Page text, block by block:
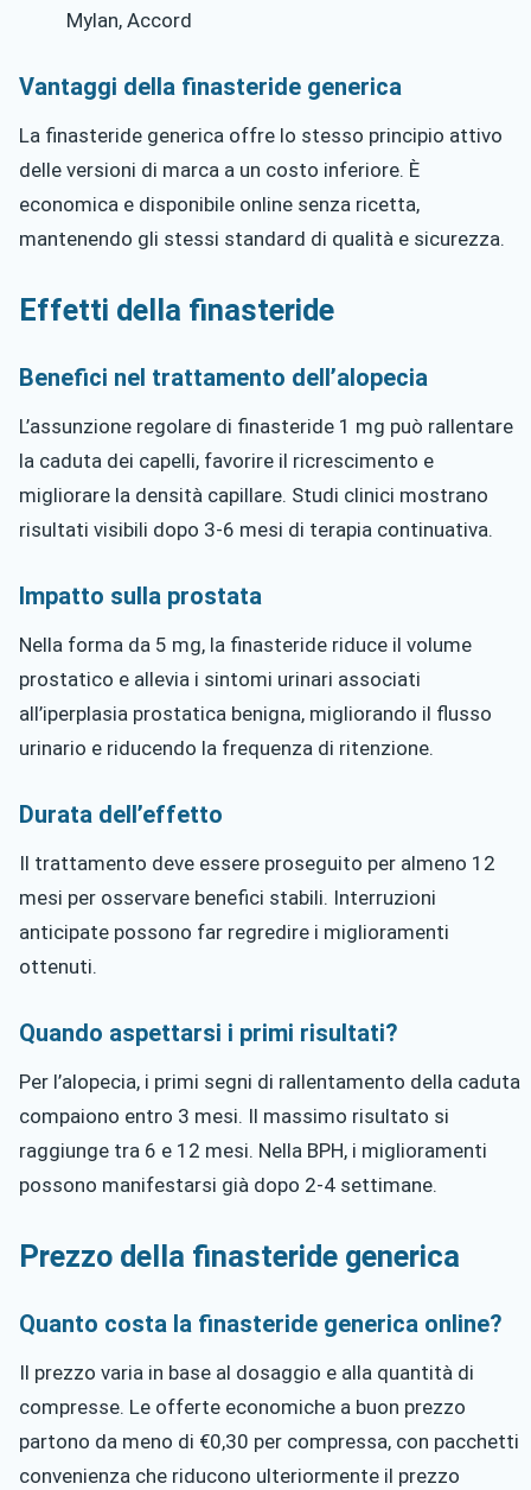
Mylan, Accord
Vantaggi della finasteride generica
La finasteride generica offre lo stesso principio attivo
delle versioni di marca a un costo inferiore. È
economica e disponibile online senza ricetta,
mantenendo gli stessi standard di qualità e sicurezza.
Effetti della finasteride
Benefici nel trattamento dell’alopecia
L’assunzione regolare di finasteride 1 mg può rallentare
la caduta dei capelli, favorire il ricrescimento e
migliorare la densità capillare. Studi clinici mostrano
risultati visibili dopo 3-6 mesi di terapia continuativa.
Impatto sulla prostata
Nella forma da 5 mg, la finasteride riduce il volume
prostatico e allevia i sintomi urinari associati
all’iperplasia prostatica benigna, migliorando il flusso
urinario e riducendo la frequenza di ritenzione.
Durata dell’effetto
Il trattamento deve essere proseguito per almeno 12
mesi per osservare benefici stabili. Interruzioni
anticipate possono far regredire i miglioramenti
ottenuti.
Quando aspettarsi i primi risultati?
Per l’alopecia, i primi segni di rallentamento della caduta
compaiono entro 3 mesi. Il massimo risultato si
raggiunge tra 6 e 12 mesi. Nella BPH, i miglioramenti
possono manifestarsi già dopo 2-4 settimane.
Prezzo della finasteride generica
Quanto costa la finasteride generica online?
Il prezzo varia in base al dosaggio e alla quantità di
compresse. Le offerte economiche a buon prezzo
partono da meno di €0,30 per compressa, con pacchetti
convenienza che riducono ulteriormente il prezzo